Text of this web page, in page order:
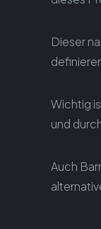
Dieser
Wichtig
und
Auch